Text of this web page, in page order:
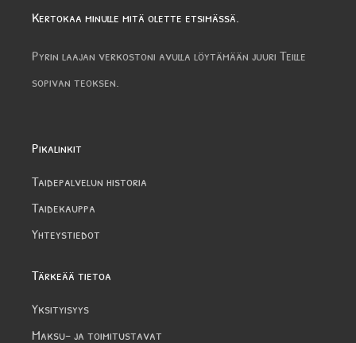
Kertokaa minulle mitä olette etsimässä.
Pyrin laajan verkostoni avulla löytämään juuri Teille
sopivan teoksen.
Pikalinkit
Taidepalvelun historia
Taidekauppa
Yhteystiedot
Tärkeää tietoa
Yksityisyys
Maksu- ja toimitustavat